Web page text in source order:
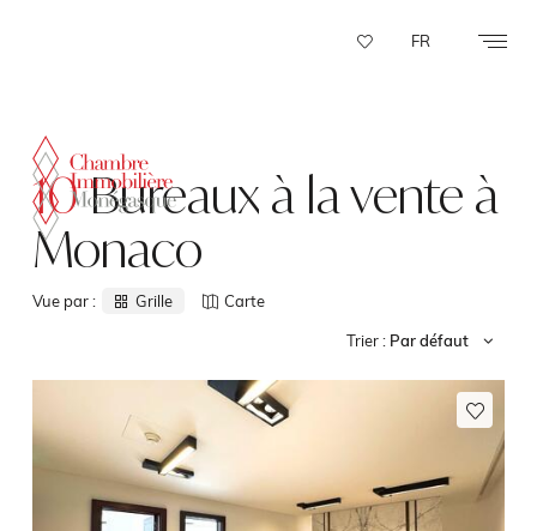
FR
10Bureaux à la vente à
Monaco
Vue par : Grille Carte
Trier : Par défaut